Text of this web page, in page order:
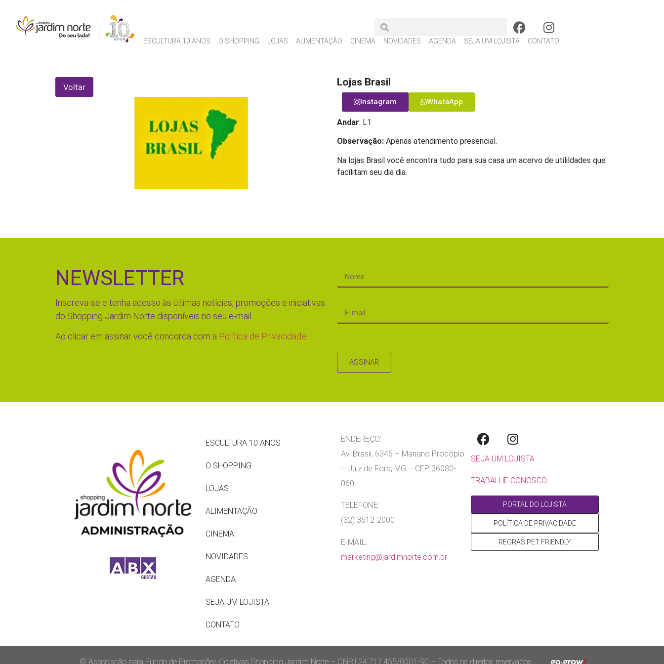
ESCULTURA 10 ANOS O SHOPPING LOJAS ALIMENTAÇÃO CINEMA NOVIDADES AGENDA SEJA UM LOJISTA CONTATO
Voltar Lojas Brasil
Instagram WhatsApp
Andar: L1
Observação: Apenas atendimento presencial.
Na lojas Brasil você encontra tudo para sua casa um acervo de utilildades que
facilitam seu dia dia.
NEWSLETTER
Inscreva-se e tenha acesso às últimas notícias, promoções e iniciativas
do Shopping Jardim Norte disponíveis no seu e-mail.
Ao clicar em assinar você concorda com a Política de Privacidade.
ASSINAR
ESCULTURA 10 ANOS
O SHOPPING
LOJAS
ALIMENTAÇÃO
CINEMA
NOVIDADES
AGENDA
SEJA UM LOJISTA
CONTATO
ENDEREÇO:
Av. Brasil, 6345 – Mariano Procópio
– Juiz de Fora, MG – CEP 36080-
060
TELEFONE:
(32) 3512-2000
E-MAIL:
marketing@jardimnorte.com.br
SEJA UM LOJISTA
TRABALHE CONOSCO
PORTAL DO LOJISTA
POLÍTICA DE PRIVACIDADE
REGRAS PET FRIENDLY
© Associacão para Fundo de Promoções Coletivas Shopping Jardim Norte – CNPJ 24.717.455/0001-90 – Todos os direitos reservados